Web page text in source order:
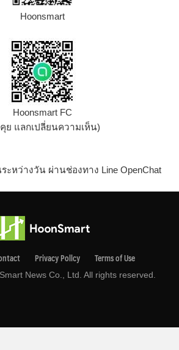
Hoonsmart
Hoonsmart FC
ย แลกเปลี่ยนความเห็น)
หว่างวัน ผ่านช่องทาง Line OpenChat
Privacy Pollcy Terms of Use
News Co., Ltd. All rights reserved.